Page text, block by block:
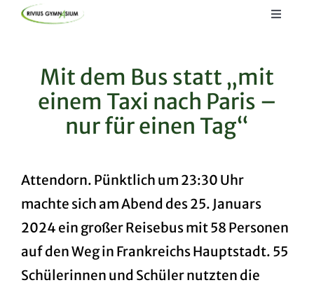
Skip
Toggle
LernenMit dem Bus statt „mit
einem Taxi nach Paris –
nur für einen Tag“
Attendorn. Pünktlich um 23:30 Uhr
machte sich am Abend des 25. Januars
2024 ein großer Reisebus mit 58 Personen
auf den Weg in Frankreichs Hauptstadt. 55
Schülerinnen und Schüler nutzten die